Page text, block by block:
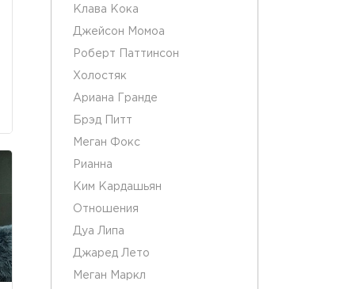
Клава Кока
Джейсон Момоа
Роберт Паттинсон
Холостяк
Ариана Гранде
Брэд Питт
Меган Фокс
Рианна
Ким Кардашьян
Отношения
Дуа Липа
Джаред Лето
Меган Маркл